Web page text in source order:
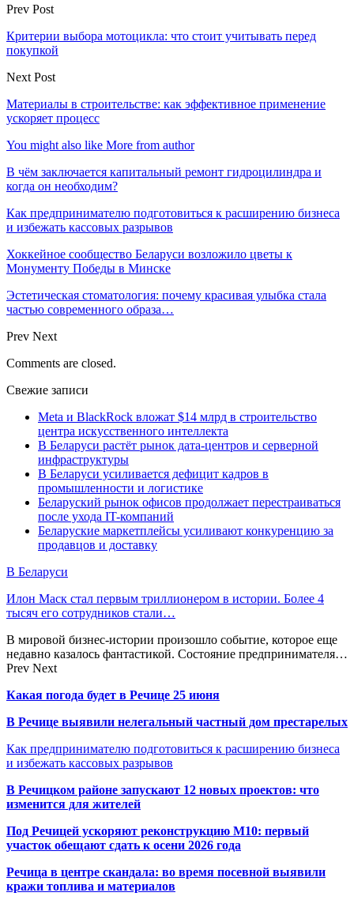
Prev Post
Критерии выбора мотоцикла: что стоит учитывать перед
покупкой
Next Post
Материалы в строительстве: как эффективное применение
ускоряет процесс
You might also like More from author
В чём заключается капитальный ремонт гидроцилиндра и
когда он необходим?
Как предпринимателю подготовиться к расширению бизнеса
и избежать кассовых разрывов
Хоккейное сообщество Беларуси возложило цветы к
Монументу Победы в Минске
Эстетическая стоматология: почему красивая улыбка стала
частью современного образа…
Prev Next
Comments are closed.
Свежие записи
Meta и BlackRock вложат $14 млрд в строительство
центра искусственного интеллекта
В Беларуси растёт рынок дата-центров и серверной
инфраструктуры
В Беларуси усиливается дефицит кадров в
промышленности и логистике
Беларуский рынок офисов продолжает перестраиваться
после ухода IT-компаний
Беларуские маркетплейсы усиливают конкуренцию за
продавцов и доставку
В Беларуси
Илон Маск стал первым триллионером в истории. Более 4
тысяч его сотрудников стали…
В мировой бизнес-истории произошло событие, которое еще
недавно казалось фантастикой. Состояние предпринимателя…
Prev Next
Какая погода будет в Речице 25 июня
В Речице выявили нелегальный частный дом престарелых
Как предпринимателю подготовиться к расширению бизнеса
и избежать кассовых разрывов
В Речицком районе запускают 12 новых проектов: что
изменится для жителей
Под Речицей ускоряют реконструкцию М10: первый
участок обещают сдать к осени 2026 года
Речица в центре скандала: во время посевной выявили
кражи топлива и материалов